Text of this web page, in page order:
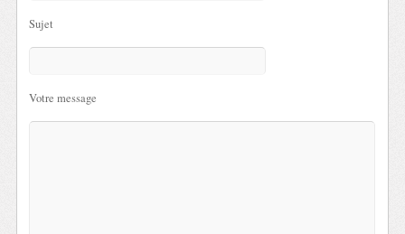
Sujet
Votre message